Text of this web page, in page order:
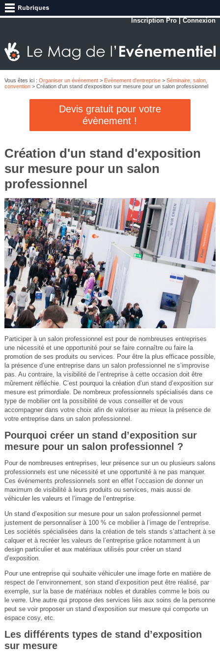
Inscription Pro |Connexion
Vous êtes ici : Organiser un événement> Evènement d'entreprise> Séminaire, salon,
convention> Création d'un stand d'exposition sur mesure pour un salon professionnel
Devis gratuit pour votre
évènement !
Création d'un stand d'exposition
sur mesure pour un salon
professionnel
Participer à un salon professionnel est pour de nombreuses entreprises
une nécessité et une opportunité pour se faire connaître ou faire la
promotion de ses produits ou services. Pour être la plus efficace possible,
la présence d’une entreprise dans un salon professionnel ne s’improvise
pas. Au contraire, la visibilité de l’entreprise à cette occasion doit être
mûrement réfléchie. C’est pourquoi la création d’un stand d’exposition sur
mesure est primordiale. De nombreux professionnels spécialisés dans ce
type de mobilier ont la possibilité de vous conseiller et de vous
accompagner dans votre choix afin de valoriser au mieux la présence de
votre entreprise dans un salon professionnel.
Pourquoi créer un stand d’exposition sur
mesure pour un salon professionnel ?
Pour de nombreuses entreprises, leur présence sur un ou plusieurs salons
professionnels est une nécessité et une opportunité à ne pas manquer.
Ces événements professionnels sont en effet l’occasion de donner un
maximum de visibilité à leurs produits ou services, mais aussi de
véhiculer les valeurs et l’image de l’entreprise.
Un stand d’exposition sur mesure pour un salon professionnel permet
justement de personnaliser à 100 % ce mobilier à l’image de l’entreprise.
Les sociétés spécialisées dans la création de tels stands s’attachent à se
calquer et à recréer les valeurs de l’entreprise grâce notamment à un
design particulier et aux matériaux utilisés pour créer un stand
d’exposition.
Pour une entreprise qui souhaite véhiculer une image forte en matière de
respect de l’environnement, son stand d’exposition peut être réalisé, par
exemple, sur la base de matériaux nobles et durables comme le bois ou
le verre. Une autre qui propose des services liés aux soins de la personne
peut se voir proposer un stand d’exposition sur mesure qui comporte un
espace cosy, etc.
Les différents types de stand d’exposition
sur mesure